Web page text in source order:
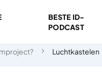
BESTE ID-
PODCAST
Luchtkastelen